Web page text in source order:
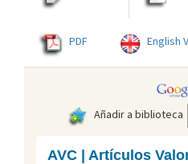
PDF English
Añadir a biblioteca
AVC | Artículos